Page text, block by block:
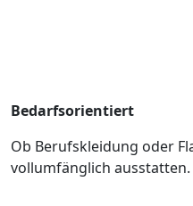
Bedarfsorientiert
Ob Berufskleidung oder
vollumfänglich ausstatten.